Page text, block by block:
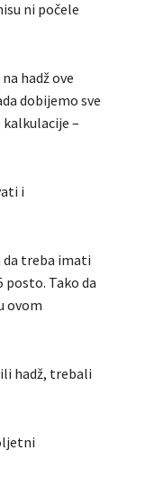
ni počele
hadž ove
dobijemo sve
–
i
da treba imati
posto. Tako da
ovom
hadž, trebali